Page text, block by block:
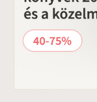
Irodalom
Művészet